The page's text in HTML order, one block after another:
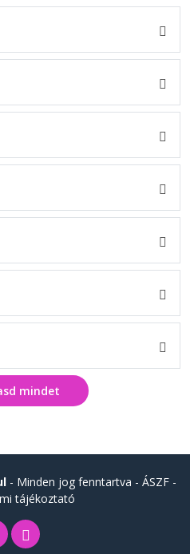
mindet
- Minden jog fenntartva - ÁSZF-
tájékoztató